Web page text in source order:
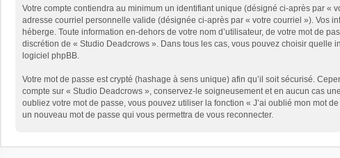
Votre compte contiendra au minimum un identifiant unique (désigné ci-après par «
adresse courriel personnelle valide (désignée ci-après par « votre courriel »). Vos
héberge. Toute information en-dehors de votre nom d’utilisateur, de votre mot de
discrétion de « Studio Deadcrows ». Dans tous les cas, vous pouvez choisir
logiciel phpBB.
Votre mot de passe est crypté (hashage à sens unique) afin qu’il soit sécurisé.
compte sur « Studio Deadcrows », conservez-le soigneusement et en aucun cas
oubliez votre mot de passe, vous pouvez utiliser la fonction « J’ai oublié mon mot
un nouveau mot de passe qui vous permettra de vous reconnecter.